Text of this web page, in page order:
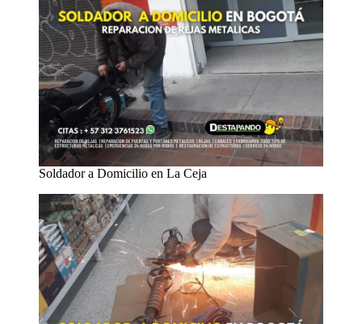
Soldador a Domicilio en La Ceja